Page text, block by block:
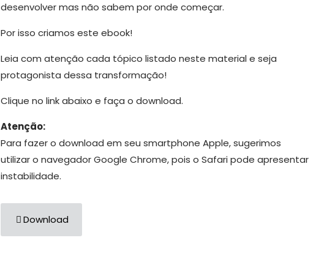
desenvolver mas não sabem por onde começar.
Por isso criamos este ebook!
Leia com atenção cada tópico listado neste material e seja
protagonista dessa transformação!
Clique no link abaixo e faça o download.
Atenção:
Para fazer o download em seu smartphone Apple, sugerimos
utilizar o navegador Google Chrome, pois o Safari pode apresentar
instabilidade.
Download